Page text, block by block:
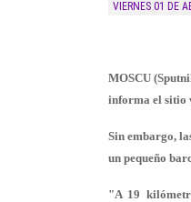
VIERNES 01 DE
MOSCU
informa el sitio
Sin embargo,
un pequeño
"A 19